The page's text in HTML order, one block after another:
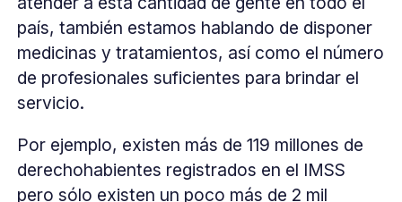
país, también estamos hablando de disponer
medicinas y tratamientos, así como el número
de profesionales suficientes para brindar el
servicio.
Por ejemplo, existen más de 119 millones de
derechohabientes registrados en el IMSS
pero sólo existen un poco más de 2 mil